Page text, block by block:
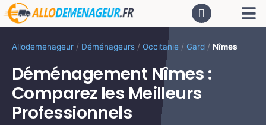
Passer
au
Allodemenageur / Déménageurs / Occitanie / Gard / Nîmes
Déménagement Nîmes :
Comparez les Meilleurs
Professionnels